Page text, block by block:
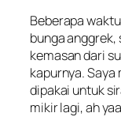
Beberapa
bunga anggrek,
kemasan dari
kapurnya. Saya
dipakai untuk
mikir lagi, ah